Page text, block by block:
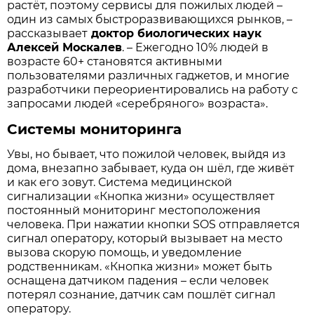
растёт, поэтому сервисы для пожилых людей –
один из самых быстроразвивающихся рынков, –
рассказывает доктор биологических наук
Алексей Москалев. – Ежегодно 10% людей в
возрасте 60+ становятся активными
пользователями различных гаджетов, и многие
разработчики переориентировались на работу с
запросами людей «серебряного» возраста».
Системы мониторинга
Увы, но бывает, что пожилой человек, выйдя из
дома, внезапно забывает, куда он шёл, где живёт
и как его зовут. Система медицинской
сигнализации «Кнопка жизни» осуществляет
постоянный мониторинг местоположения
человека. При нажатии кнопки SOS отправляется
сигнал оператору, который вызывает на место
вызова скорую помощь, и уведомление
родственникам. «Кнопка жизни» может быть
оснащена датчиком падения – если человек
потерял сознание, датчик сам пошлёт сигнал
оператору.